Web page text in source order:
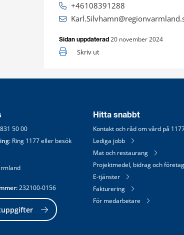
+46108391288
Sidan uppdaterad 20 november 2024
Skriv ut
50 00
: Ring 1177 eller besök
232100-0156
Hitta snabbt
Kontakt och råd om vård på
Lediga jobb
Mat och restaurang
Projektmedel, bidrag och
E-tjänster
Fakturering
För medarbetare